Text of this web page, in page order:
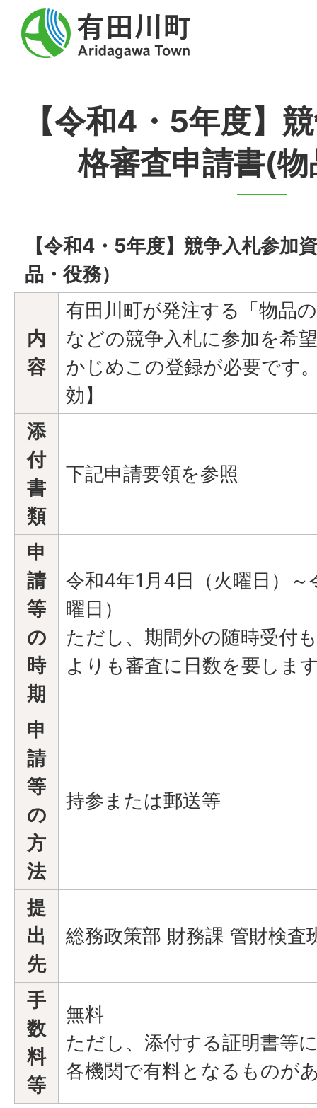
【令和4・5年度】
格審査申請書(
【令和4・5年度】競争入札参加
品・役務）
内
容
有田川町が発注する「物品
などの競争入札に参加を希
かじめこの登録が必要です
効】
添
付
書
類
下記申請要領を参照
申
請
等
の
時
期
令和4年1月4日（火曜日）
曜日）
ただし、期間外の随時受付
よりも審査に日数を要しま
申
請
等
の
方
法
持参または郵送等
提
出
先
総務政策部 財務課 管財検査
手
数
料
等
無料
ただし、添付する証明書等
各機関で有料となるものが